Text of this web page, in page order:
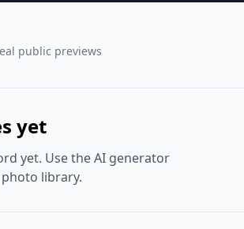
public previews
yet
yet. Use the AI generator
library.